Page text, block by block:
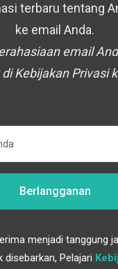
terbaru tentang
ke email Anda.
email
Kebijakan Privasi
Berlangganan
menjadi tanggung
disebarkan, Pelajari